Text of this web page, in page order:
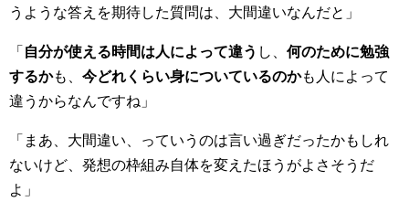
うような答えを期待した質問は、大間違いなんだと」
「 自分が使える時間は人によって違う し、 何のために勉強
するかも、 今どれくらい身についているのかも人によって
違うからなんですね」
「まあ、大間違い、っていうのは言い過ぎだったかもしれ
ないけど、発想の枠組み自体を変えたほうがよさそうだ
よ」